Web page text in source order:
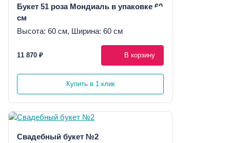
Букет 51 роза Мондиаль в упаковке 60
см
Высота: 60 см, Ширина: 60 см
11 870 ₽ В корзину
Купить в 1 клик
Свадебный букет №2